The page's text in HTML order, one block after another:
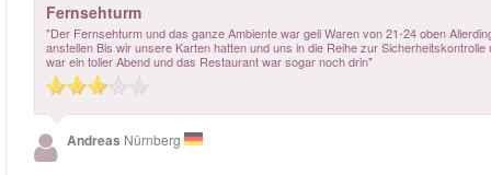
Fernsehturm
"Der Fernsehturm und das ganze Ambiente war geil Waren von 21-24 oben
anstellen Bis wir unsere Karten hatten und uns in die Reihe zur
war ein toller Abend und das Restaurant war sogar noch drin"
Andreas Nürnberg